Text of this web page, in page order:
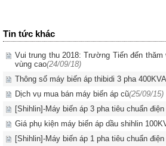
Tin tức khác
Vui trung thu 2018: Trường Tiến đến
vùng cao(24/09/18)
Thông số máy biến áp thibidi 3 pha 400KVA
Dịch vụ mua bán máy biến áp cũ(25/09/15)
[Shihlin]-Máy biến áp 3 pha tiêu chuẩn
Giá phụ kiện máy biến áp dầu shihlin
[Shihlin]-Máy biến áp 1 pha tiêu chuẩn